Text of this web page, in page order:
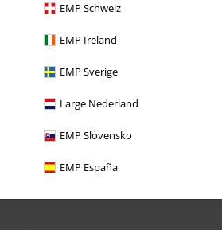
EMP Schweiz
EMP Ireland
EMP Sverige
Large Nederland
EMP Slovensko
EMP España